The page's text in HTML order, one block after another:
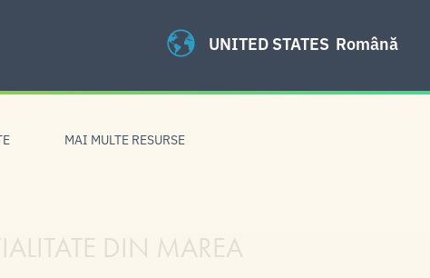
UNITED STATES Română
MAI MULTE RESURSE
DIN MAREA